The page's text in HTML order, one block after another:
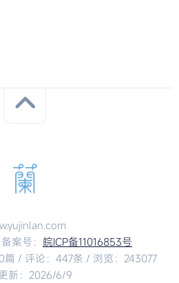
案号： 皖ICP备11016853号
/ 评论：447条 / 浏览：243077
新：2026/6/9